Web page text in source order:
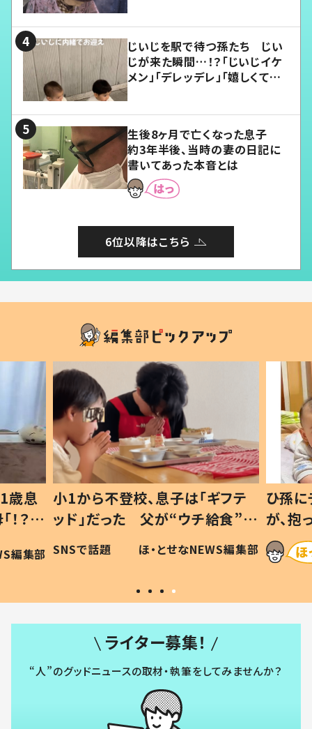
じいじを駅で待つ孫たち じい
じが来た瞬間…！？「じいじイケ
メン」「デレッデレ」「嬉しくて可
生後8ヶ月で亡くなった息子
約3年半後、当時の妻の日記に
書いてあった本音とは
6位以降はこちら
歳息
？」
編集部
小1から不登校、息子は「ギフテ
ッド」だった 父が“ウチ給食”を
作り続ける理由とは #令和の親
#令和の子
SNSで話題 ほ・とせなNEWS編集部
ひ孫
が、
「涙が
い」
ライター募集！
“人”のグッドニュースの取材・執筆をしてみませんか？